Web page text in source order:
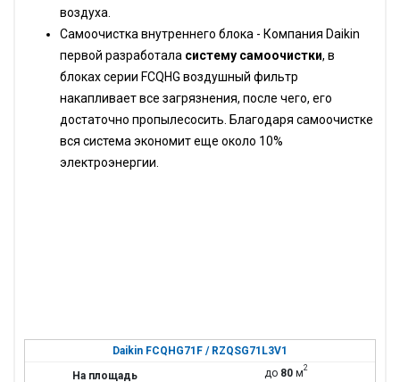
воздуха.
Самоочистка внутреннего блока - Компания Daikin
первой разработала систему самоочистки, в
блоках серии FCQHG воздушный фильтр
накапливает все загрязнения, после чего, его
достаточно пропылесосить. Благодаря самоочистке
вся система экономит еще около 10%
электроэнергии.
Daikin FCQHG71F / RZQSG71L3V1
до 80 м2